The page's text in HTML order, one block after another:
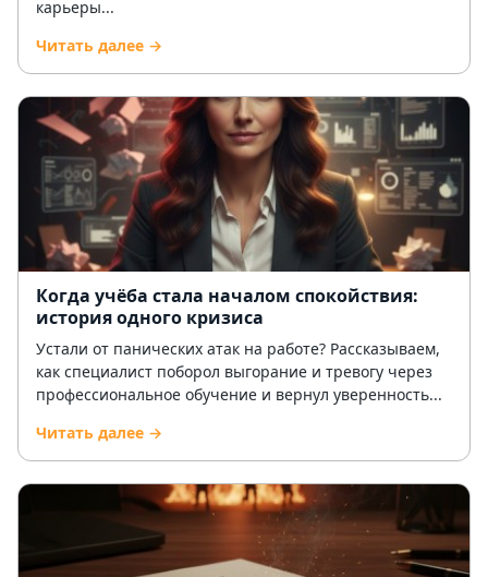
карьеры...
Читать далее →
Когда учёба стала началом спокойствия:
история одного кризиса
Устали от панических атак на работе? Рассказываем,
как специалист поборол выгорание и тревогу через
профессиональное обучение и вернул уверенность...
Читать далее →